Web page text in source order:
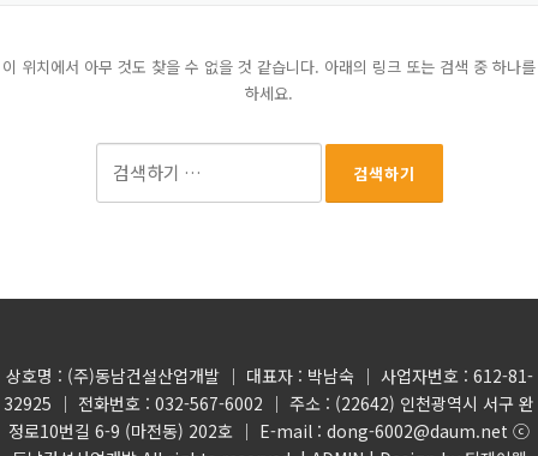
이 위치에서 아무 것도 찾을 수 없을 것 같습니다. 아래의 링크 또는 검색 중 하나를
하세요.
상호명 : (주)동남건설산업개발 │ 대표자 : 박남숙 │ 사업자번호 : 612-81-
32925 │ 전화번호 : 032-567-6002 │ 주소 : (22642) 인천광역시 서구 완
정로10번길 6-9 (마전동) 202호 │ E-mail : dong-6002@daum.net ⓒ